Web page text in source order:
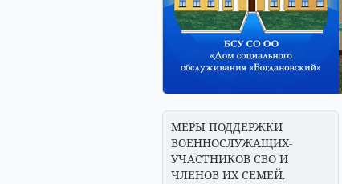
МЕРЫ ПОДДЕРЖКИ
ВОЕННОСЛУЖАЩИХ-
УЧАСТНИКОВ СВО И
ЧЛЕНОВ ИХ СЕМЕЙ.